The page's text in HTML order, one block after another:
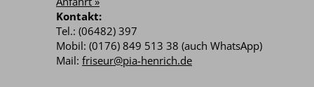
Kontakt:
Tel.: (06482) 397
Mobil: (0176) 849 513 38 (auch WhatsApp)
Mail: friseur@pia-henrich.de